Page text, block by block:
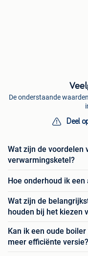
De onderstaande
Deel
Wat zijn de voordelen
verwarmingsketel?
Hoe onderhoud ik
Wat zijn de
houden bij het kiezen
Kan ik een oude
meer efficiënte versie?